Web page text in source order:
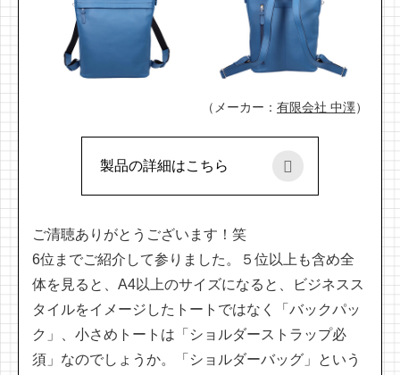
（メーカー： 有限会社 中澤）
製品の詳細はこちら
ご清聴ありがとうございます！笑
6位までご紹介して参りました。５位以上も含め全
体を見ると、A4以上のサイズになると、ビジネスス
タイルをイメージしたトートではなく「バックパッ
ク」、小さめトートは「ショルダーストラップ必
須」なのでしょうか。「ショルダーバッグ」という